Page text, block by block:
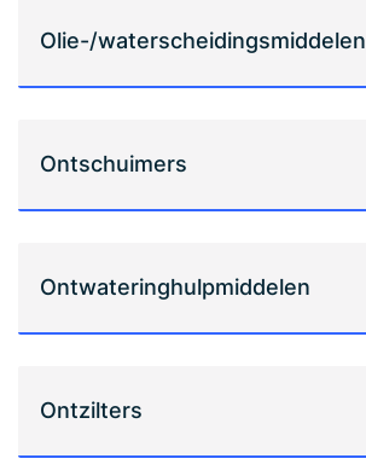
Olie-/waterscheidingsmiddelen
Ontschuimers
Ontwateringhulpmiddelen
Ontzilters